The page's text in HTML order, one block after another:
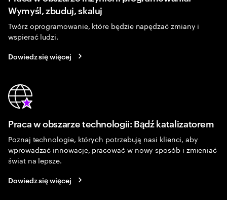
Wymyśl, zbuduj, skaluj
Twórz oprogramowanie, które będzie napędzać zmiany i
wspierać ludzi.
Dowiedz się więcej
Praca w obszarze technologii: Bądź katalizatorem
Poznaj technologie, których potrzebują nasi klienci, aby
wprowadzać innowacje, pracować w nowy sposób i zmieniać
świat na lepsze.
Dowiedz się więcej